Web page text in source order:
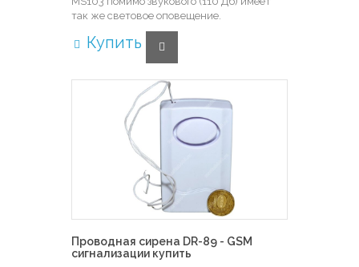
так же световое оповещение.
Купить
Проводная сирена DR-89 - GSM
сигнализации купить